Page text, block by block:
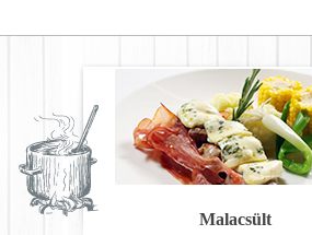
Malacsült